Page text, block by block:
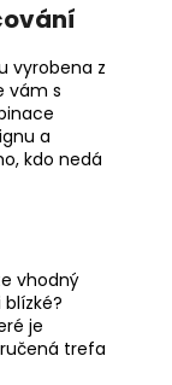
vyrobena z
vám s
a
kdo nedá
vhodný
je
trefa